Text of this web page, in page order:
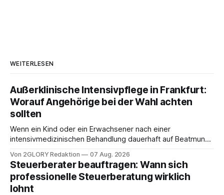
WEITERLESEN
Außerklinische Intensivpflege in Frankfurt:
Worauf Angehörige bei der Wahl achten
sollten
Wenn ein Kind oder ein Erwachsener nach einer
intensivmedizinischen Behandlung dauerhaft auf Beatmung
angewiesen ist, stellt sich für Familien eine schwierige
Frage: Muss die Versorgung dauerhaft in der Klinik bleiben –
oder ist ein Leben zu Hause möglich? Die außerklinische
Intensivpflege bietet genau diese Alternative: Sie
Von 2GLORY Redaktion 07 Aug. 2026
Steuerberater beauftragen: Wann sich
professionelle Steuerberatung wirklich
lohnt